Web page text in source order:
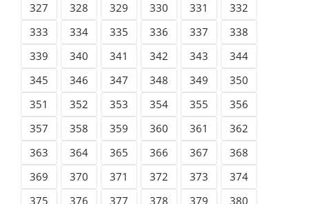
327
328 329 330 331
332
333
334 335 336 337
338
339
340 341 342 343
344
345
346 347 348 349
350
351
352 353 354 355
356
357
358 359 360 361
362
363
364 365 366 367
368
369
370 371 372 373
374
375
376 377 378 379 380